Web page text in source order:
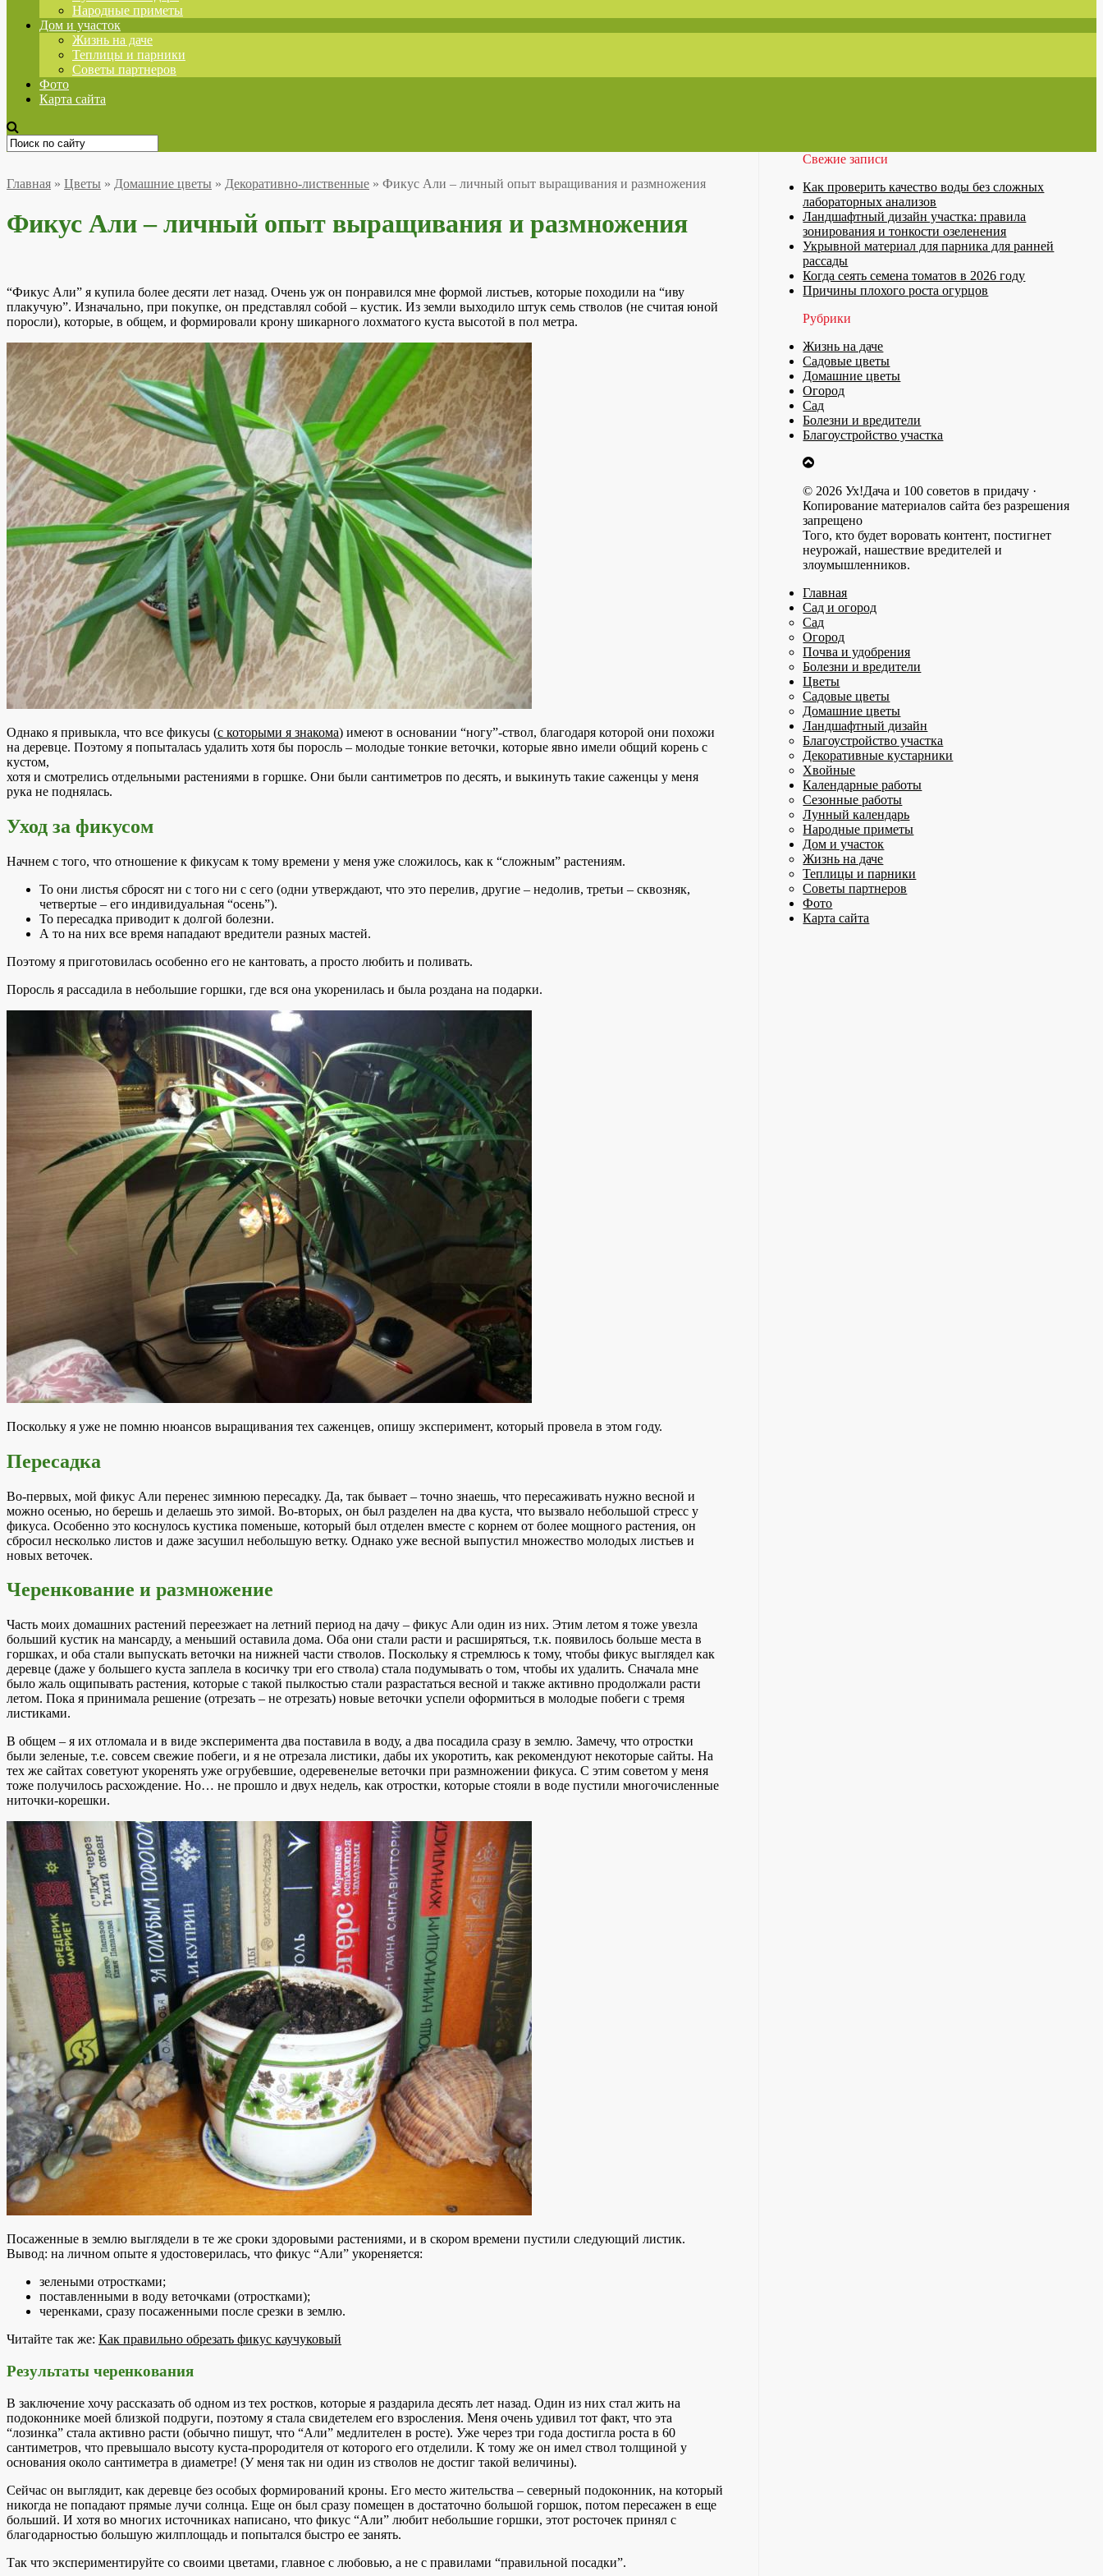
Народные приметы
Дом и участок
Жизнь на даче
Теплицы и парники
Советы партнеров
Фото
Карта сайта
Главная » Цветы » Домашние цветы » Декоративно-лиственные » Фикус Али – личный опыт выращивания и размножения
Фикус Али – личный опыт выращивания и размножения
“Фикус Али” я купила более десяти лет назад. Очень уж он понравился мне формой листьев, которые походили на “иву
плакучую”. Изначально, при покупке, он представлял собой – кустик. Из земли выходило штук семь стволов (не считая юной
поросли), которые, в общем, и формировали крону шикарного лохматого куста высотой в пол метра.
Однако я привыкла, что все фикусы (с которыми я знакома) имеют в основании “ногу”-ствол, благодаря которой они похожи
на деревце. Поэтому я попыталась удалить хотя бы поросль – молодые тонкие веточки, которые явно имели общий корень с
кустом,
хотя и смотрелись отдельными растениями в горшке. Они были сантиметров по десять, и выкинуть такие саженцы у меня
рука не поднялась.
Уход за фикусом
Начнем с того, что отношение к фикусам к тому времени у меня уже сложилось, как к “сложным” растениям.
То они листья сбросят ни с того ни с сего (одни утверждают, что это перелив, другие – недолив, третьи – сквозняк,
четвертые – его индивидуальная “осень”).
То пересадка приводит к долгой болезни.
А то на них все время нападают вредители разных мастей.
Поэтому я приготовилась особенно его не кантовать, а просто любить и поливать.
Поросль я рассадила в небольшие горшки, где вся она укоренилась и была роздана на подарки.
Поскольку я уже не помню нюансов выращивания тех саженцев, опишу эксперимент, который провела в этом году.
Пересадка
Во-первых, мой фикус Али перенес зимнюю пересадку. Да, так бывает – точно знаешь, что пересаживать нужно весной и
можно осенью, но берешь и делаешь это зимой. Во-вторых, он был разделен на два куста, что вызвало небольшой стресс у
фикуса. Особенно это коснулось кустика поменьше, который был отделен вместе с корнем от более мощного растения, он
сбросил несколько листов и даже засушил небольшую ветку. Однако уже весной выпустил множество молодых листьев и
новых веточек.
Черенкование и размножение
Часть моих домашних растений переезжает на летний период на дачу – фикус Али один из них. Этим летом я тоже увезла
больший кустик на мансарду, а меньший оставила дома. Оба они стали расти и расширяться, т.к. появилось больше места в
горшках, и оба стали выпускать веточки на нижней части стволов. Поскольку я стремлюсь к тому, чтобы фикус выглядел как
деревце (даже у большего куста заплела в косичку три его ствола) стала подумывать о том, чтобы их удалить. Сначала мне
было жаль ощипывать растения, которые с такой пылкостью стали разрастаться весной и также активно продолжали расти
летом. Пока я принимала решение (отрезать – не отрезать) новые веточки успели оформиться в молодые побеги с тремя
листиками.
В общем – я их отломала и в виде эксперимента два поставила в воду, а два посадила сразу в землю. Замечу, что отростки
были зеленые, т.е. совсем свежие побеги, и я не отрезала листики, дабы их укоротить, как рекомендуют некоторые сайты. На
тех же сайтах советуют укоренять уже огрубевшие, одеревенелые веточки при размножении фикуса. С этим советом у меня
тоже получилось расхождение. Но… не прошло и двух недель, как отростки, которые стояли в воде пустили многочисленные
ниточки-корешки.
Посаженные в землю выглядели в те же сроки здоровыми растениями, и в скором времени пустили следующий листик.
Вывод: на личном опыте я удостоверилась, что фикус “Али” укореняется:
зелеными отростками;
поставленными в воду веточками (отростками);
черенками, сразу посаженными после срезки в землю.
Читайте так же: Как правильно обрезать фикус каучуковый
Результаты черенкования
В заключение хочу рассказать об одном из тех ростков, которые я раздарила десять лет назад. Один из них стал жить на
подоконнике моей близкой подруги, поэтому я стала свидетелем его взросления. Меня очень удивил тот факт, что эта
“лозинка” стала активно расти (обычно пишут, что “Али” медлителен в росте). Уже через три года достигла роста в 60
сантиметров, что превышало высоту куста-прородителя от которого его отделили. К тому же он имел ствол толщиной у
основания около сантиметра в диаметре! (У меня так ни один из стволов не достиг такой величины).
Сейчас он выглядит, как деревце без особых формирований кроны. Его место жительства – северный подоконник, на который
никогда не попадают прямые лучи солнца. Еще он был сразу помещен в достаточно большой горшок, потом пересажен в еще
больший. И хотя во многих источниках написано, что фикус “Али” любит небольшие горшки, этот росточек принял с
благодарностью большую жилплощадь и попытался быстро ее занять.
Так что экспериментируйте со своими цветами, главное с любовью, а не с правилами “правильной посадки”.
Свежие записи
Как проверить качество воды без сложных
лабораторных анализов
Ландшафтный дизайн участка: правила
зонирования и тонкости озеленения
Укрывной материал для парника для ранней
рассады
Когда сеять семена томатов в 2026 году
Причины плохого роста огурцов
Рубрики
Жизнь на даче
Садовые цветы
Домашние цветы
Огород
Сад
Болезни и вредители
Благоустройство участка
© 2026 Ух!Дача и 100 советов в придачу ·
Копирование материалов сайта без разрешения
запрещено
Того, кто будет воровать контент, постигнет
неурожай, нашествие вредителей и
злоумышленников.
Главная
Сад и огород
Сад
Огород
Почва и удобрения
Болезни и вредители
Цветы
Садовые цветы
Домашние цветы
Ландшафтный дизайн
Благоустройство участка
Декоративные кустарники
Хвойные
Календарные работы
Сезонные работы
Лунный календарь
Народные приметы
Дом и участок
Жизнь на даче
Теплицы и парники
Советы партнеров
Фото
Карта сайта